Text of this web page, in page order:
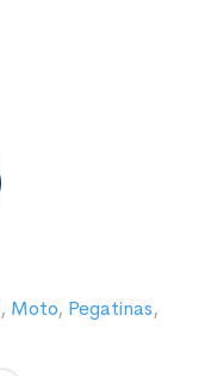
, Moto, Pegatinas,